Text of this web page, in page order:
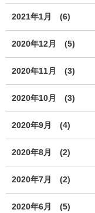
2021年1月 (6)
2020年12月 (5)
2020年11月 (3)
2020年10月 (3)
2020年9月 (4)
2020年8月 (2)
2020年7月 (2)
2020年6月 (5)